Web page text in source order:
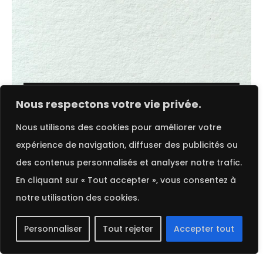
Nous respectons votre vie privée.
Nous utilisons des cookies pour améliorer votre
expérience de navigation, diffuser des publicités ou
des contenus personnalisés et analyser notre trafic.
En cliquant sur « Tout accepter », vous consentez à
notre utilisation des cookies.
Personnaliser Tout rejeter Accepter tout
Munken Kristall Rough | Arctic Paper
2025 © Procop. Tous droits réservés.